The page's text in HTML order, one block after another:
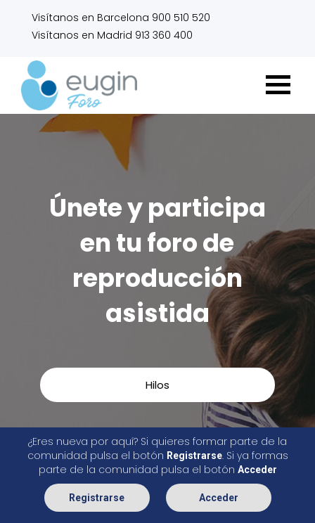
Visítanos en Barcelona 900 510 520
Visítanos en Madrid 913 360 400
Únete y participa
en tu foro de
reproducción
asistida
Hilos
¿Eres nueva por aquí? Si quieres formar parte de la
comunidad pulsa el botón Registrarse. Si ya formas
parte de la comunidad pulsa el botón Acceder
Registrarse Acceder